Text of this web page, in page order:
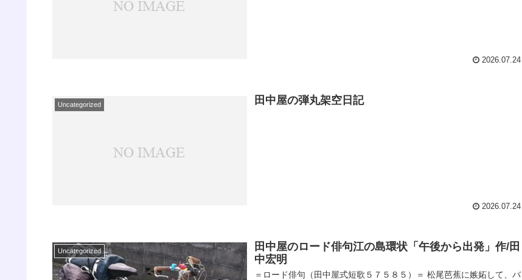
2026.07.24
Uncategorized 田中屋の弾丸架空日記
2026.07.24
Uncategorized
田中屋のロード俳句江の島環状「午後から出発」作/田
中宏明
＝ロード俳句（田中屋式短歌５７５８５）＝ 松尾芭蕉に嫉妬して、バ